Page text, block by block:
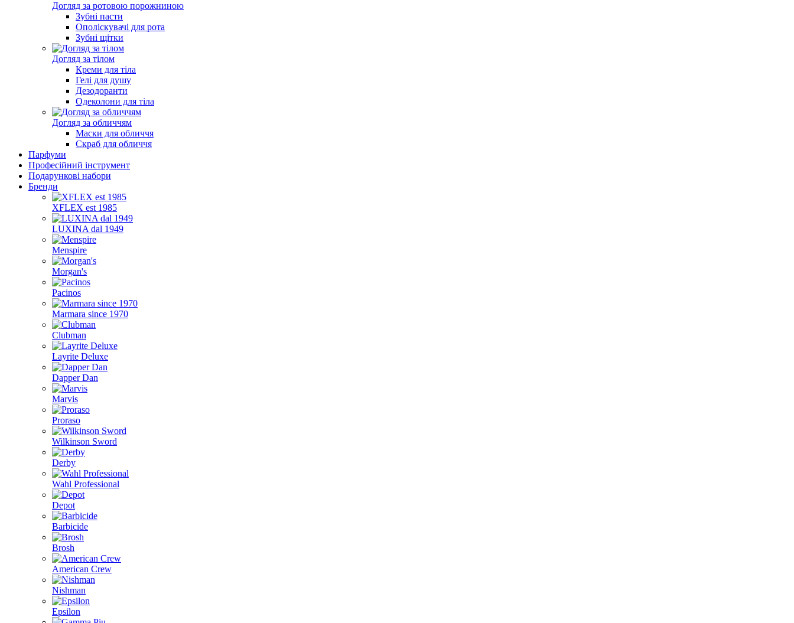
Догляд за ротовою порожниною
Зубні пасти
Ополіскувачі для рота
Зубні щітки
Догляд за тілом
Креми для тіла
Гелі для душу
Дезодоранти
Одеколони для тіла
Догляд за обличчям
Маски для обличчя
Скраб для обличчя
Парфуми
Професійний інструмент
Подарункові набори
Бренди
XFLEX est 1985
LUXINA dal 1949
Menspire
Morgan's
Pacinos
Marmara since 1970
Clubman
Layrite Deluxe
Dapper Dan
Marvis
Proraso
Wilkinson Sword
Derby
Wahl Professional
Depot
Barbicide
Brosh
American Crew
Nishman
Epsilon